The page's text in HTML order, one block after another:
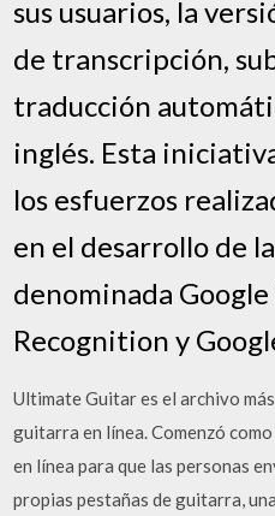
sus usuarios, la
de transcripción,
traducción
inglés. Esta
los esfuerzos
en el desarrollo de
denominada Google
Recognition y
Ultimate Guitar es el archivo
guitarra en línea. Comenzó
en línea para que las personas
propias pestañas de guitarra,